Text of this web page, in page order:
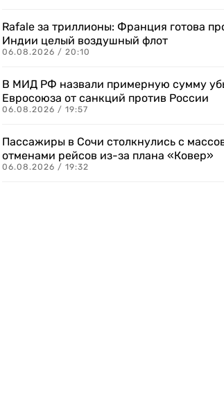
Rafale за триллионы: Франция готова
Индии целый воздушный флот
06.08.2026 / 20:10
В МИД РФ назвали примерную сумму
Евросоюза от санкций против России
06.08.2026 / 19:57
Пассажиры в Сочи столкнулись с
отменами рейсов из-за плана «Ковер»
06.08.2026 / 19:32